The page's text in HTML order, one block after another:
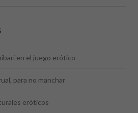
en el juego erótico
para no manchar
eróticos